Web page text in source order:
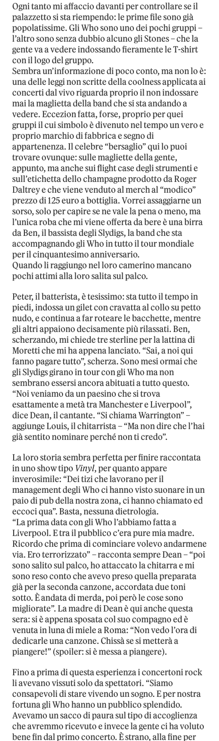
Ogni tanto mi affaccio davanti per controllare se il
palazzetto si sta riempendo: le prime file sono già
popolatissime. Gli Who sono uno dei pochi gruppi –
l’altro sono senza dubbio alcuno gli Stones – che la
gente va a vedere indossando fieramente le T-shirt
con il logo del gruppo.
Sembra un’informazione di poco conto, ma non lo è:
una delle leggi non scritte della coolness applicata ai
concerti dal vivo riguarda proprio il non indossare
mai la maglietta della band che si sta andando a
vedere. Eccezion fatta, forse, proprio per quei
gruppi il cui simbolo è divenuto nel tempo un vero e
proprio marchio di fabbrica e segno di
appartenenza. Il celebre “bersaglio” qui lo puoi
trovare ovunque: sulle magliette della gente,
appunto, ma anche sui flight case degli strumenti e
sull’etichetta dello champagne prodotto da Roger
Daltrey e che viene venduto al merch al “modico”
prezzo di 125 euro a bottiglia. Vorrei assaggiarne un
sorso, solo per capire se ne vale la pena o meno, ma
l’unica roba che mi viene offerta da bere è una birra
da Ben, il bassista degli Slydigs, la band che sta
accompagnando gli Who in tutto il tour mondiale
per il cinquantesimo anniversario.
Quando li raggiungo nel loro camerino mancano
pochi attimi alla loro salita sul palco.
Peter, il batterista, è tesissimo: sta tutto il tempo in
piedi, indossa un gilet con cravatta al collo su petto
nudo, e continua a far roteare le bacchette, mentre
gli altri appaiono decisamente più rilassati. Ben,
scherzando, mi chiede tre sterline per la lattina di
Moretti che mi ha appena lanciato. “Sai, a noi qui
fanno pagare tutto”, scherza. Sono mesi ormai che
gli Slydigs girano in tour con gli Who ma non
sembrano essersi ancora abituati a tutto questo.
“Noi veniamo da un paesino che si trova
esattamente a metà tra Manchester e Liverpool”,
dice Dean, il cantante. “Si chiama Warrington” –
aggiunge Louis, il chitarrista – “Ma non dire che l’hai
già sentito nominare perché non ti credo”.
La loro storia sembra perfetta per finire raccontata
in uno show tipo Vinyl, per quanto appare
inverosimile: “Dei tizi che lavorano per il
management degli Who ci hanno visto suonare in un
paio di pub della nostra zona, ci hanno chiamato ed
eccoci qua”. Basta, nessuna dietrologia.
“La prima data con gli Who l’abbiamo fatta a
Liverpool. E tra il pubblico c’era pure mia madre.
Ricordo che prima di cominciare volevo andarmene
via. Ero terrorizzato” – racconta sempre Dean – “poi
sono salito sul palco, ho attaccato la chitarra e mi
sono reso conto che avevo preso quella preparata
già per la seconda canzone, accordata due toni
sotto. È andata di merda, poi però le cose sono
migliorate”. La madre di Dean è qui anche questa
sera: si è appena sposata col suo compagno ed è
venuta in luna di miele a Roma: “Non vedo l’ora di
dedicarle una canzone. Chissà se si metterà a
piangere!” (spoiler: si è messa a piangere).
Fino a prima di questa esperienza i concertoni rock
li avevano vissuti solo da spettatori. “Siamo
consapevoli di stare vivendo un sogno. E per nostra
fortuna gli Who hanno un pubblico splendido.
Avevamo un sacco di paura sul tipo di accoglienza
che avremmo ricevuto e invece la gente ci ha voluto
bene fin dal primo concerto. È strano, alla fine per